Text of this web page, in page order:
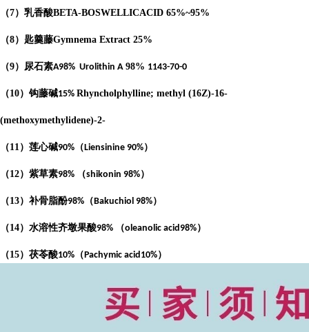
（7）乳香酸BETA-BOSWELLICACID 65%~95%
（8）匙羹藤Gymnema Extract 25%
（9）尿石素A98% Urolithin A98% 1143-70-0
（10）钩藤碱15% Rhyncholphylline; methyl (16Z)-16-
(methoxymethylidene)-2-
（11）莲心碱90% （Liensinine 90%）
（12）紫草素98% （shikonin 98%）
（13）补骨脂酚98% （Bakuchiol 98%）
（14）水溶性齐墩果酸98% （oleanolic acid98%）
（15）茯苓酸10% （Pachymic acid10%）